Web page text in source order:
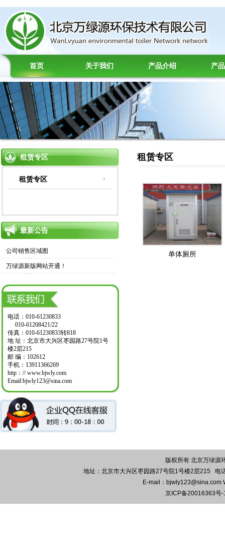
首页 关于我们 产品介绍 产
租赁专区
租赁专区
最新公告
公司销售区域图
万绿源新版网站开通！
电话：010-61230833
010-61208421/22
传真：010-61230833转818
地 址：北京市大兴区枣园路27号院1号
楼2层215
邮 编：102612
手机：13911366269
http：// www.bjwly.com
Email:bjwly123@sina.com
租赁专区
单体厕所
版权所有 北京万绿源
地址：北京市大兴区枣园路27号院1号楼2层215
E-mail：bjwly123@sina.com
京ICP备20016363号-